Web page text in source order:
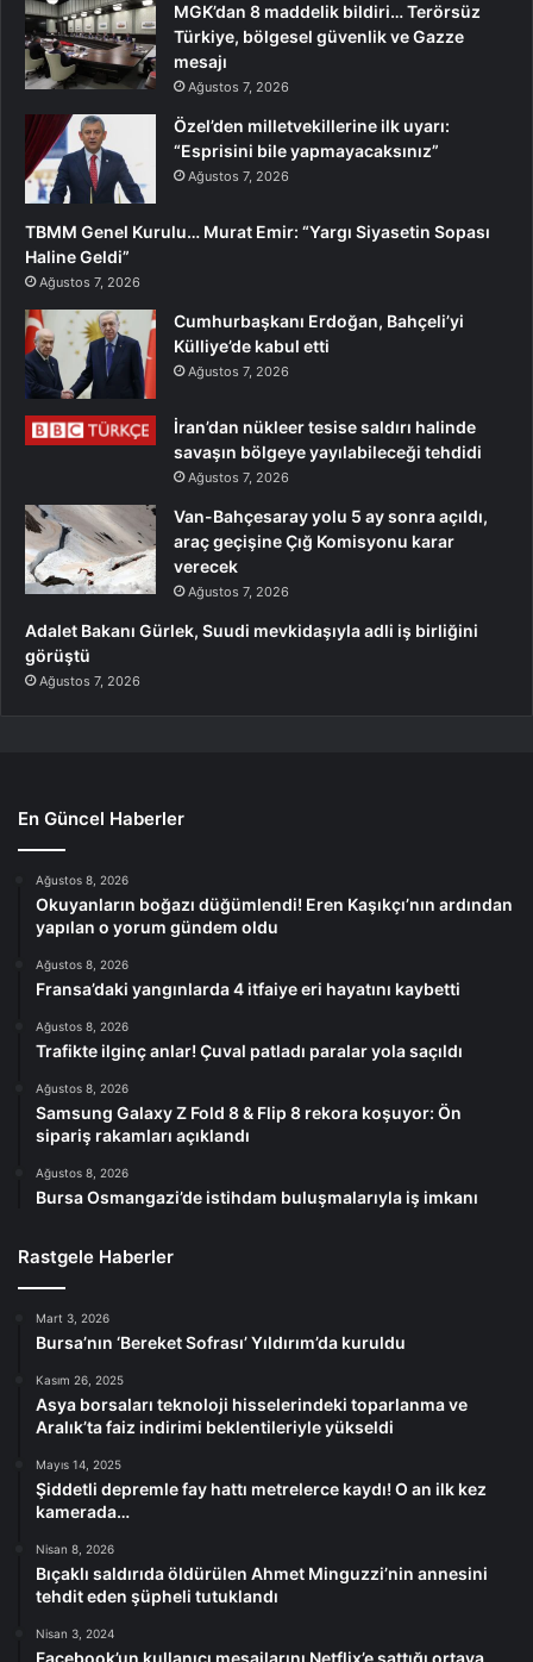
MGK’dan 8 maddelik bildiri… Terörsüz
Türkiye, bölgesel güvenlik ve Gazze
mesajı
Ağustos 7, 2026
Özel’den milletvekillerine ilk uyarı:
“Esprisini bile yapmayacaksınız”
Ağustos 7, 2026
TBMM Genel Kurulu… Murat Emir: “Yargı Siyasetin Sopası
Haline Geldi”
Ağustos 7, 2026
Cumhurbaşkanı Erdoğan, Bahçeli’yi
Külliye’de kabul etti
Ağustos 7, 2026
İran’dan nükleer tesise saldırı halinde
savaşın bölgeye yayılabileceği tehdidi
Ağustos 7, 2026
Van-Bahçesaray yolu 5 ay sonra açıldı,
araç geçişine Çığ Komisyonu karar
verecek
Ağustos 7, 2026
Adalet Bakanı Gürlek, Suudi mevkidaşıyla adli iş birliğini
görüştü
Ağustos 7, 2026
En Güncel Haberler
Ağustos 8, 2026
Okuyanların boğazı düğümlendi! Eren Kaşıkçı’nın ardından
yapılan o yorum gündem oldu
Ağustos 8, 2026
Fransa’daki yangınlarda 4 itfaiye eri hayatını kaybetti
Ağustos 8, 2026
Trafikte ilginç anlar! Çuval patladı paralar yola saçıldı
Ağustos 8, 2026
Samsung Galaxy Z Fold 8 & Flip 8 rekora koşuyor: Ön
sipariş rakamları açıklandı
Ağustos 8, 2026
Bursa Osmangazi’de istihdam buluşmalarıyla iş imkanı
Rastgele Haberler
Mart 3, 2026
Bursa’nın ‘Bereket Sofrası’ Yıldırım’da kuruldu
Kasım 26, 2025
Asya borsaları teknoloji hisselerindeki toparlanma ve
Aralık’ta faiz indirimi beklentileriyle yükseldi
Mayıs 14, 2025
Şiddetli depremle fay hattı metrelerce kaydı! O an ilk kez
kamerada…
Nisan 8, 2026
Bıçaklı saldırıda öldürülen Ahmet Minguzzi’nin annesini
tehdit eden şüpheli tutuklandı
Nisan 3, 2024